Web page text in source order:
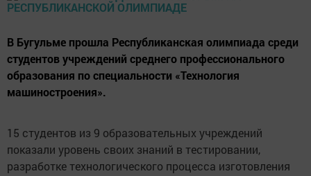
В Бугульме прошла Республиканская олимпиада среди
студентов учреждений среднего профессионального
образования по специальности «Технология
машиностроения».
15 студентов из 9 образовательных учреждений
показали уровень своих знаний в тестировании,
разработке технологического процесса изготовления